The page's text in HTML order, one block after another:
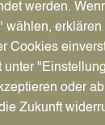
werden.
wählen, erklären
Cookies
unter
oder
Zukunft